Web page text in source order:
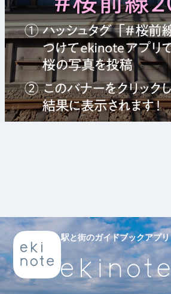
駅と街のガイドブックアプリ